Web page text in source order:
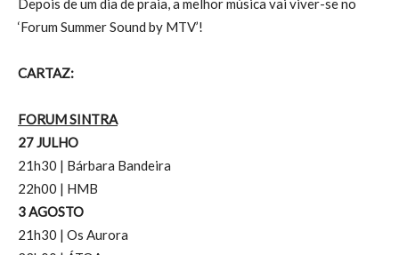
Depois de um dia de praia, a melhor música vai viver-se no
‘Forum Summer Sound by MTV’!
CARTAZ:
FORUM SINTRA
27 JULHO
21h30 | Bárbara Bandeira
22h00 | HMB
3 AGOSTO
21h30 | Os Aurora